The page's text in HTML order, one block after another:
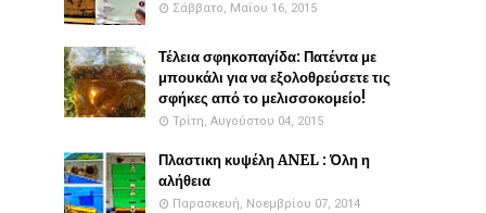
Σάββατο, Μαΐου 16, 2015
Τέλεια σφηκοπαγίδα: Πατέντα με
μπουκάλι για να εξολοθρεύσετε τις
σφήκες από το μελισσοκομείο!
Τρίτη, Αυγούστου 04, 2015
Πλαστικη κυψέλη ANEL : Όλη η
αλήθεια
Παρασκευή, Νοεμβρίου 07, 2014